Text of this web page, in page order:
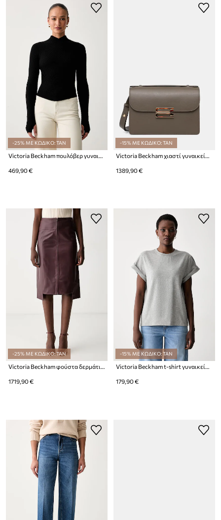
-25% ΜΕ ΚΩΔΙΚΟ: TAN
Victoria Beckham πουλόβερ γυναικείο από μαλλί μερινό
469,90 €
-15% ΜΕ ΚΩΔΙΚΟ: TAN
Victoria Beckham χιαστί γυναικεία δερμάτινη Dorian
1389,90 €
-25% ΜΕ ΚΩΔΙΚΟ: TAN
Victoria Beckham φούστα δερμάτινη
1719,90 €
-15% ΜΕ ΚΩΔΙΚΟ: TAN
Victoria Beckham t-shirt γυναικείο βαμβακερό Tilly
179,90 €